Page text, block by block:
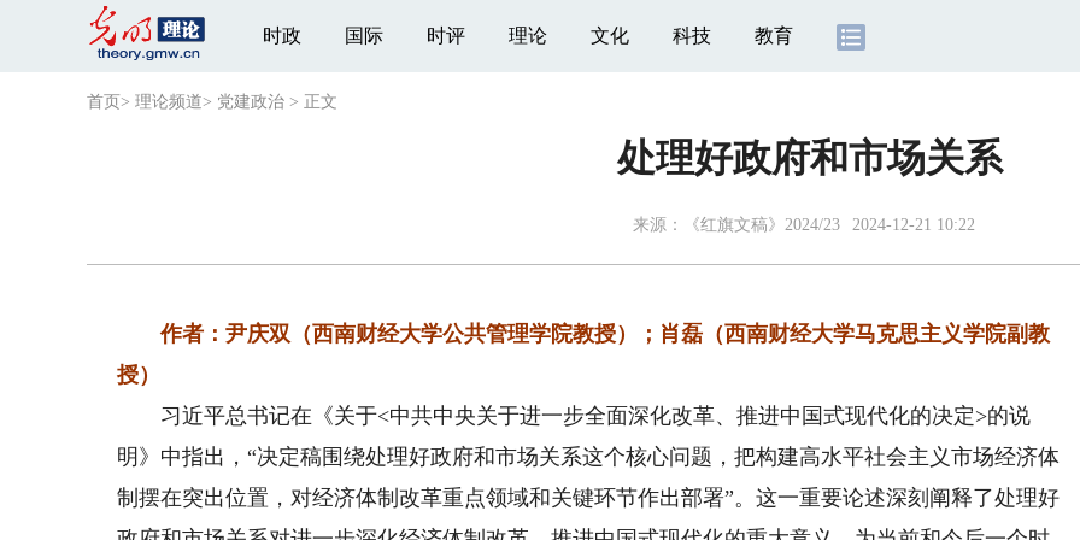
时政 国际 时评 理论 文化 科技 教育
首页 > 理论频道> 党建政治 > 正文
处理好政府和市场关系
来源： 《红旗文稿》2024/23 2024-12-21 10:22
作者：尹庆双（西南财经大学公共管理学院教授）；肖磊（西南财经大学马克思主义学院副教
授）
习近平总书记在《关于<中共中央关于进一步全面深化改革、推进中国式现代化的决定>的说
明》中指出，“决定稿围绕处理好政府和市场关系这个核心问题，把构建高水平社会主义市场经济体
制摆在突出位置，对经济体制改革重点领域和关键环节作出部署”。这一重要论述深刻阐释了处理好